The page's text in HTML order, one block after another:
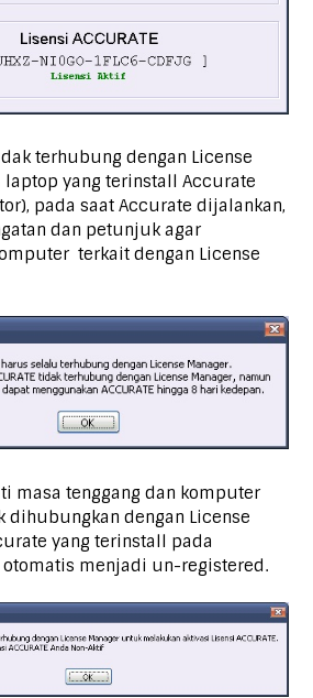
terhubung dengan License
laptop yang terinstall Accurate
pada saat Accurate dijalankan,
dan petunjuk agar
terkait dengan License
masa tenggang dan komputer
dihubungkan dengan License
yang terinstall pada
menjadi un-registered.